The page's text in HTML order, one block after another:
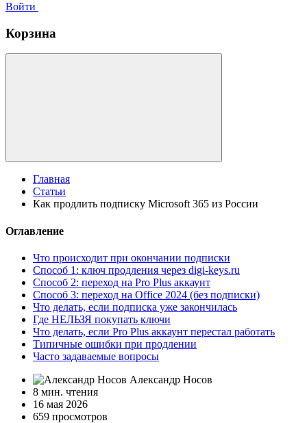
Войти
Корзина
Главная
Статьи
Как продлить подписку Microsoft 365 из России
Оглавление
Что происходит при окончании подписки
Способ 1: ключ продления через digi-keys.ru
Способ 2: переход на Pro Plus аккаунт
Способ 3: переход на Office 2024 (без подписки)
Что делать, если подписка уже закончилась
Где НЕЛЬЗЯ покупать ключи
Что делать, если Pro Plus аккаунт перестал работать
Типичные ошибки при продлении
Часто задаваемые вопросы
Александр Носов
8 мин. чтения
16 мая 2026
659 просмотров